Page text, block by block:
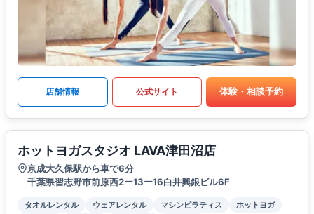
店舗情報 公式サイト 体験・相談予約
ホットヨガスタジオ LAVA津田沼店
京成大久保駅から車で6分
千葉県習志野市前原西2ー13ー16白井興銀ビル6F
タオルレンタル ウェアレンタル マシンピラティス
ホットヨガ